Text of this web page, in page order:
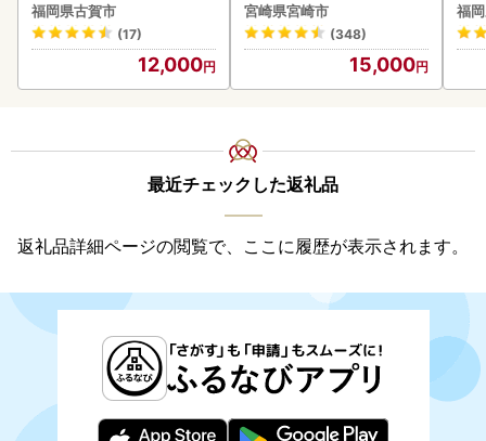
福岡県古賀市
(17)
12,000
宮崎県宮崎市
(348)
15,000
福
最近チェックした返礼品
返礼品詳細ページの閲覧で、ここに履歴が表示されます。